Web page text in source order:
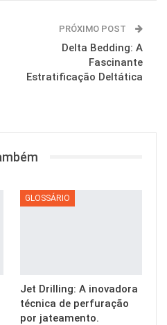
PRÓXIMO POST
Delta Bedding: A
Fascinante
Estratificação Deltática
GLOSSÁRIO
Jet Drilling: A inovadora
técnica de perfuração
por jateamento.